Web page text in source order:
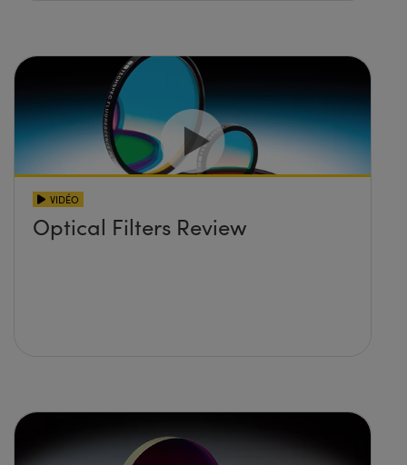
VIDÉO
Optical Filters Review